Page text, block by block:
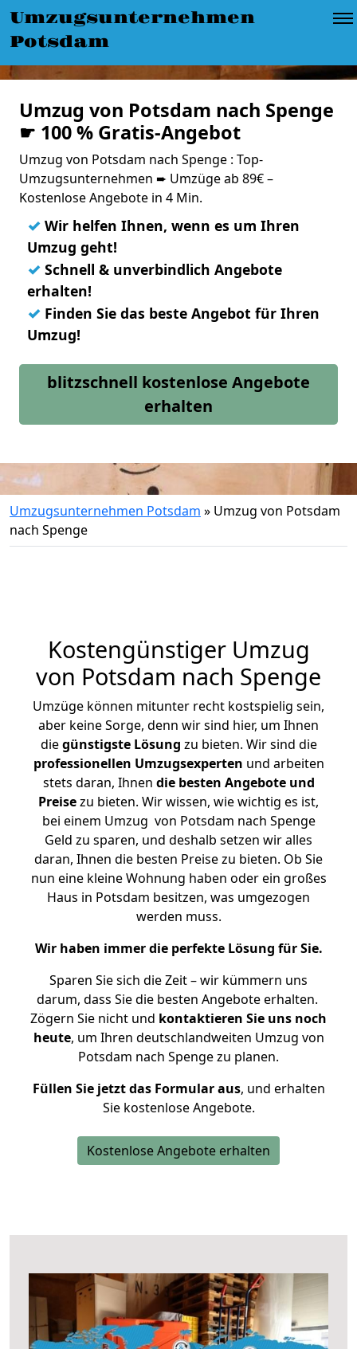
Umzugsunternehmen
Potsdam
Umzug von Potsdam nach Spenge
☛ 100 % Gratis-Angebot
Umzug von Potsdam nach Spenge : Top-
Umzugsunternehmen ➨ Umzüge ab 89€ –
Kostenlose Angebote in 4 Min.
✓ Wir helfen Ihnen, wenn es um Ihren
Umzug geht!
✓ Schnell & unverbindlich Angebote
erhalten!
✓ Finden Sie das beste Angebot für Ihren
Umzug!
blitzschnell kostenlose Angebote
erhalten
Umzugsunternehmen Potsdam » Umzug von Potsdam
nach Spenge
Kostengünstiger Umzug
von Potsdam nach Spenge
Umzüge können mitunter recht kostspielig sein,
aber keine Sorge, denn wir sind hier, um Ihnen
diegünstigste Lösung zu bieten. Wir sind die
professionellen Umzugsexperten und arbeiten
stets daran, Ihnen die besten Angebote und
Preisezu bieten. Wir wissen, wie wichtig es ist,
bei einem Umzug von Potsdam nach Spenge
Geld zu sparen, und deshalb setzen wir alles
daran, Ihnen die besten Preise zu bieten. Ob Sie
nun eine kleine Wohnung haben oder ein großes
Haus in Potsdam besitzen, was umgezogen
werden muss.
Wir haben immer die perfekte Lösung für Sie.
Sparen Sie sich die Zeit – wir kümmern uns
darum, dass Sie die besten Angebote erhalten.
Zögern Sie nicht und kontaktieren Sie uns noch
heute, um Ihren deutschlandweiten Umzug von
Potsdam nach Spenge zu planen.
Füllen Sie jetzt das Formular aus, und erhalten
Sie kostenlose Angebote.
Kostenlose Angebote erhalten